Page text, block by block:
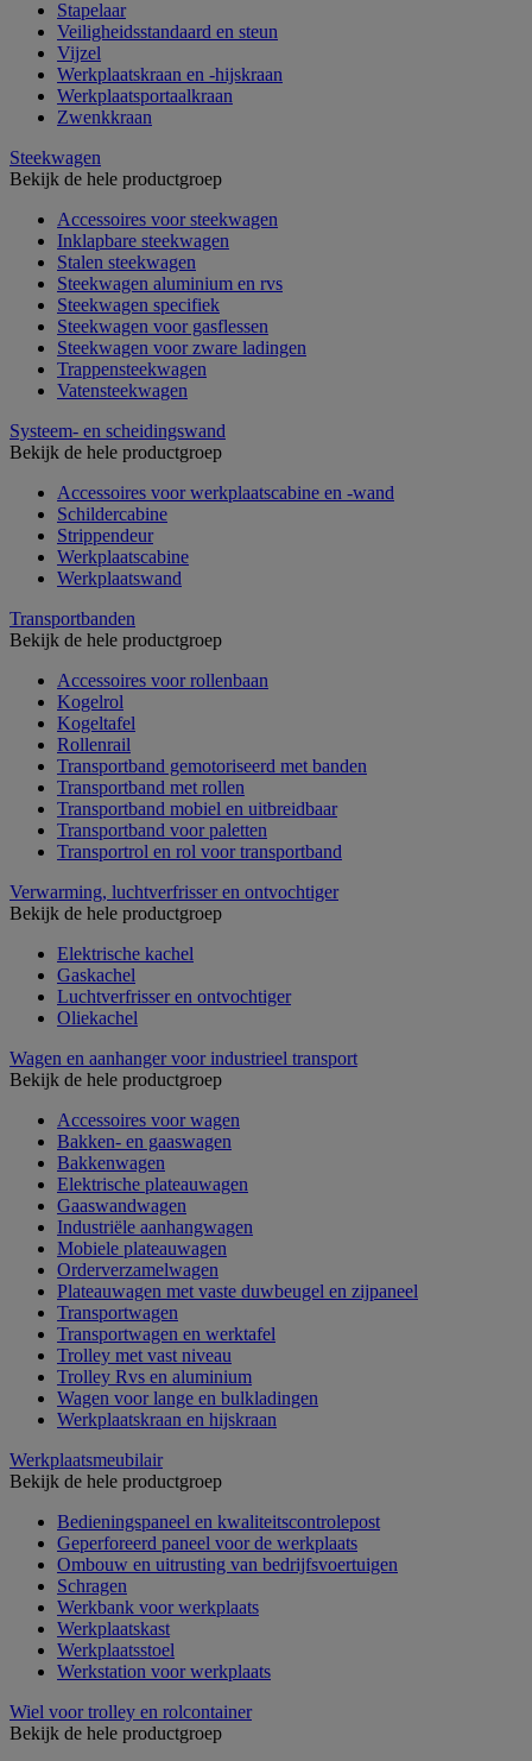
Stapelaar
Veiligheidsstandaard en steun
Vijzel
Werkplaatskraan en -hijskraan
Werkplaatsportaalkraan
Zwenkkraan
Steekwagen
Bekijk de hele productgroep
Accessoires voor steekwagen
Inklapbare steekwagen
Stalen steekwagen
Steekwagen aluminium en rvs
Steekwagen specifiek
Steekwagen voor gasflessen
Steekwagen voor zware ladingen
Trappensteekwagen
Vatensteekwagen
Systeem- en scheidingswand
Bekijk de hele productgroep
Accessoires voor werkplaatscabine en -wand
Schildercabine
Strippendeur
Werkplaatscabine
Werkplaatswand
Transportbanden
Bekijk de hele productgroep
Accessoires voor rollenbaan
Kogelrol
Kogeltafel
Rollenrail
Transportband gemotoriseerd met banden
Transportband met rollen
Transportband mobiel en uitbreidbaar
Transportband voor paletten
Transportrol en rol voor transportband
Verwarming, luchtverfrisser en ontvochtiger
Bekijk de hele productgroep
Elektrische kachel
Gaskachel
Luchtverfrisser en ontvochtiger
Oliekachel
Wagen en aanhanger voor industrieel transport
Bekijk de hele productgroep
Accessoires voor wagen
Bakken- en gaaswagen
Bakkenwagen
Elektrische plateauwagen
Gaaswandwagen
Industriële aanhangwagen
Mobiele plateauwagen
Orderverzamelwagen
Plateauwagen met vaste duwbeugel en zijpaneel
Transportwagen
Transportwagen en werktafel
Trolley met vast niveau
Trolley Rvs en aluminium
Wagen voor lange en bulkladingen
Werkplaatskraan en hijskraan
Werkplaatsmeubilair
Bekijk de hele productgroep
Bedieningspaneel en kwaliteitscontrolepost
Geperforeerd paneel voor de werkplaats
Ombouw en uitrusting van bedrijfsvoertuigen
Schragen
Werkbank voor werkplaats
Werkplaatskast
Werkplaatsstoel
Werkstation voor werkplaats
Wiel voor trolley en rolcontainer
Bekijk de hele productgroep